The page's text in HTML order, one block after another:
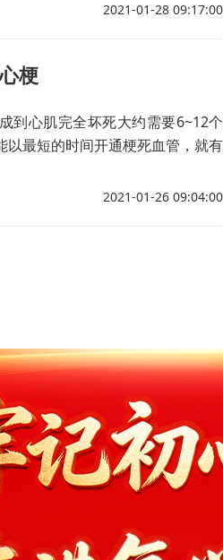
2021-01-28 09:17:00
梗
到心肌完全坏死大约需要6~12个
以最短的时间开通梗死血管，就有
2021-01-26 09:04:00